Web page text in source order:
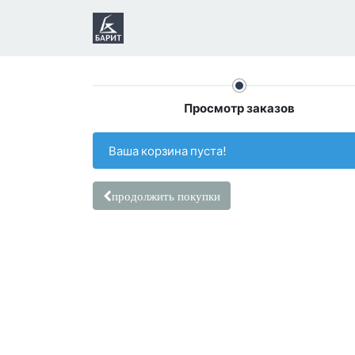
Просмотр заказов
Ваша корзина пуста!
продолжить покупки